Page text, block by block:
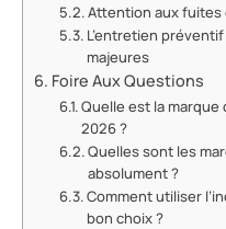
Attention aux fuites
L’entretien
majeures
Foire Aux Questions
Quelle est la marque
2026 ?
Quelles sont les
absolument ?
Comment utiliser
bon choix ?